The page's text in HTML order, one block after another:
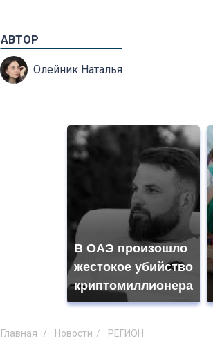
АВТОР
Олейник Наталья
В ОАЭ произошло
жестокое убийство
криптомиллионера
Главная Новости РЕГИОН